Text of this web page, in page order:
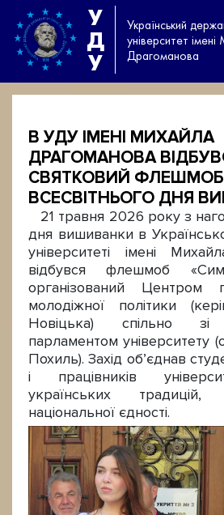
У
Д
У
Український
університет
Драгоманова
В УДУ ІМЕНІ МИХАЙЛА
ДРАГОМАНОВА
СВЯТКОВИЙ
ВСЕСВІТНЬОГО ДНЯ
21 травня 2026 року з
дня вишиванки в
університеті імені
відбувся флешмоб
організований Центром
молодіжної політики
Новіцька) спільно зі
парламентом університету
Похиль). Захід об’єднав
і працівників
українських
національної єдності.